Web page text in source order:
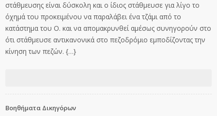
στάθμευσης είναι δύσκολη και ο ίδιος στάθμευσε για λίγο το
όχημά του προκειμένου να παραλάβει ένα τζάμι από το
κατάστημα του Ο. και να απομακρυνθεί αμέσως συνηγορούν στο
ότι στάθμευσε αντικανονικά στο πεζοδρόμιο εμποδίζοντας την
κίνηση των πεζών. {…}
Βοηθήματα Δικηγόρων